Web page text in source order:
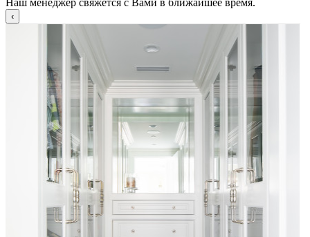
Наш менеджер свяжется с Вами в ближайшее время.